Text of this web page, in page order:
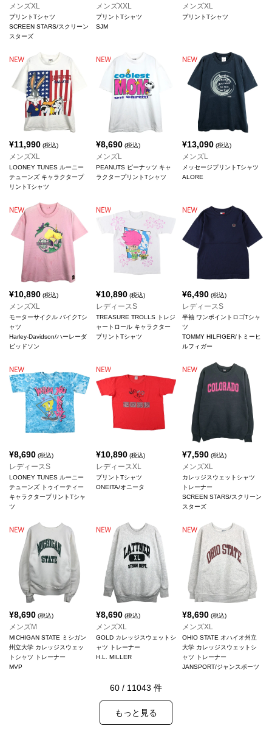
メンズXL
プリントTシャツ
SCREEN STARS/スクリーン
スターズ
メンズXXL
プリントTシャツ
SJM
メンズXL
プリントTシャツ
¥11,990 (税込)
メンズXL
LOONEY TUNES ルーニー
テューンズ キャラクタープ
リントTシャツ
¥8,690(税込)
メンズL
PEANUTS ピーナッツ キャ
ラクタープリントTシャツ
¥13,090 (税込)
メンズL
メッセージプリントTシャツ
ALORE
¥10,890 (税込)
メンズXL
モーターサイクル バイクTシ
ャツ
Harley-Davidson/ハーレーダ
ビッドソン
¥10,890(税込)
レディースS
TREASURE TROLLS トレジ
ャートロール キャラクター
プリントTシャツ
¥6,490 (税込)
レディースS
半袖 ワンポイントロゴTシャ
ツ
TOMMY HILFIGER/トミーヒ
ルフィガー
¥8,690 (税込)
レディースS
LOONEY TUNES ルーニー
テューンズ トゥイーティー
キャラクタープリントTシャ
ツ
¥10,890(税込)
レディースXL
プリントTシャツ
ONEITA/オニータ
¥7,590 (税込)
メンズXL
カレッジスウェットシャツ
トレーナー
SCREEN STARS/スクリーン
スターズ
¥8,690 (税込)
メンズM
MICHIGAN STATE ミシガン
州立大学 カレッジスウェッ
トシャツ トレーナー
MVP
¥8,690(税込)
メンズXL
GOLD カレッジスウェットシ
ャツ トレーナー
H.L. MILLER
¥8,690 (税込)
メンズXL
OHIO STATE オハイオ州立
大学 カレッジスウェットシ
ャツ トレーナー
JANSPORT/ジャンスポーツ
60 / 11043 件
もっと見る